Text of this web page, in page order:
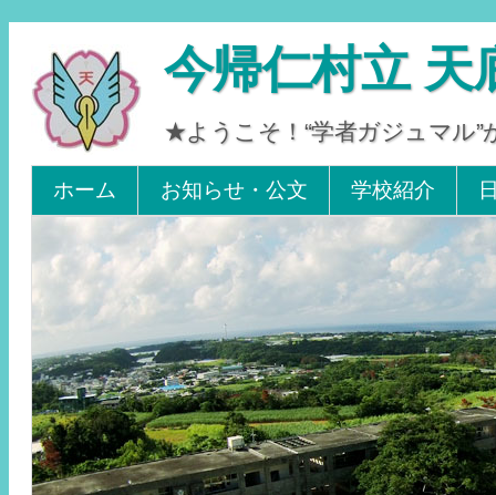
今帰仁村立 天
★ようこそ！“学者ガジュマル
Tel 0980-56-2405. Fax 0980-56-2242
ホーム お知らせ・公文 学校紹介